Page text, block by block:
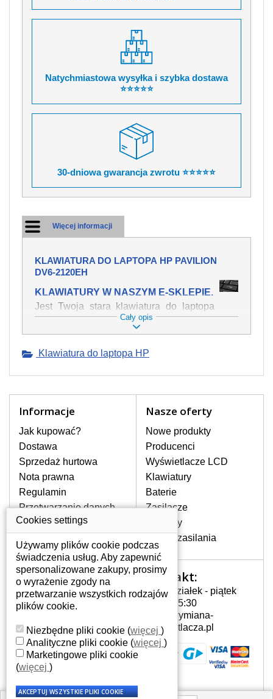
Natychmiastowa wysyłka i szybka dostawa
⭐⭐⭐⭐⭐
30-dniowa gwarancja zwrotu ⭐⭐⭐⭐⭐
Więcej informacji
KLAWIATURA DO LAPTOPA HP PAVILION
DV6-2120EH
KLAWIATURY W NASZYM E-SKLEPIE.
Jest Twoja stara klawiatura do laptopa
HP Pavilion dv6-2120eh mechanicznie
uszkodzona, polałeś ją płynem, który
swojej pozycji? Kup nową klawiaturę,
Oferujemy oryginalne klawiatury w
stronie internetowej ją znajdziesz za
pomocy wyszukiwarki. Wystarczy znać
model laptopa. Przy każdej klawiaturze
nie może brakować szczególowe zdjęcie
do aktualnego stanu naszego magazynu.
W JAKI SPOSÓB MOŻE SIĘ
PRZEJAWIAĆ USTERKA
Częstymi objawami są pomijanie liter
czy wyświetlanie innych liter oraz
dublowanie tych samych znaków. W
przypadku podlicia klawisze nie
powrócą do pierwotnej pozycji. Albo
też uszkodzenie mechaniczne, np.
JAK TO DZIAŁA?
Klawiatura składa się z kilku
warstw folii, z których przewodzą
przewodzące warstwy.
Cały opis
Klawiatura do laptopa HP
Informacje
Jak kupować?
Dostawa
Sprzedaż hurtowa
Nota prawna
Regulamin
Przetwarzanie danych
osobowych
Gdzie nas znajdziesz
Nasze oferty
Nowe produkty
Producenci
Wyświetlacze LCD
Klawiatury
Baterie
Zasilacze
Zawiasy
Złącza zasilania
Twoje konto
Twoje konto
Dane osobowe
Adresy
Historia zamówień
Kontakt:
Poniedziałek - piątek
7:00 - 15:30
info@wymiana-
wyswietlacza.pl
Cookies settings
Używamy plików cookie podczas
świadczenia usług. Aby zapewnić
spersonalizowane zakupy, prosimy
o wyrażenie zgody na
przetwarzanie wszystkich rodzajów
plików cookie.
Niezbędne pliki cookie (więcej )
Analityczne pliki cookie (więcej )
Marketingowe pliki cookie
(więcej )